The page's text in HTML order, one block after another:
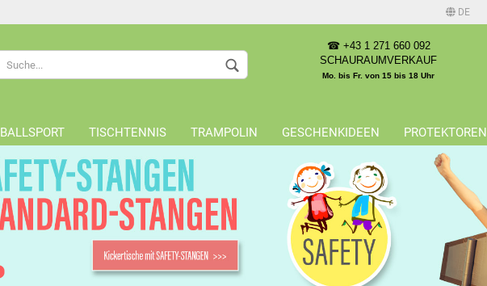
DE
Sprache auswählen
Konto erstellen
Passwort vergessen?
☎ +43 1 271 660 092
SCHAURAUMVERKAUF
Mo. bis Fr. von 15 bis 18 Uhr
BALLSPORT TISCHTENNIS TRAMPOLIN GESCHENKIDEEN PROTEKTOREN